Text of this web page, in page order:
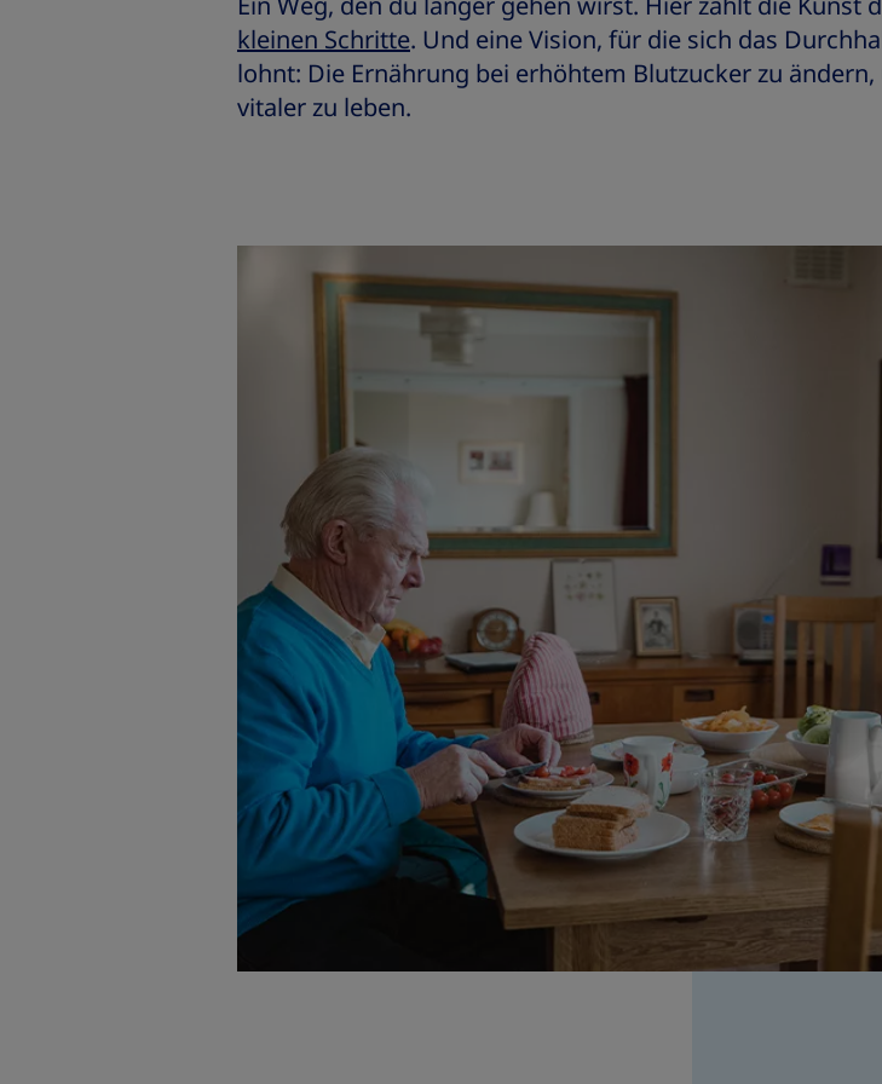
kleinen Schritte. Und eine Vision, für die sich das
lohnt: Die Ernährung bei erhöhtem Blutzucker zu ändern,
vitaler zu leben.